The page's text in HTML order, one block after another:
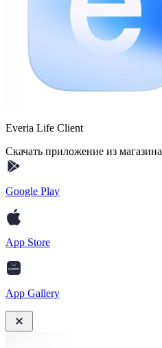
Everia Life Client
Скачать приложение из магазина
Google Play
App Store
App Gallery